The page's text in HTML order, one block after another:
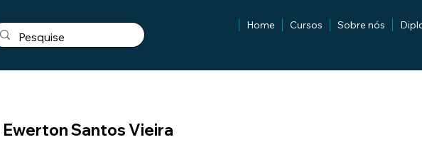
Home Cursos Sobre nós
Ewerton Santos Vieira